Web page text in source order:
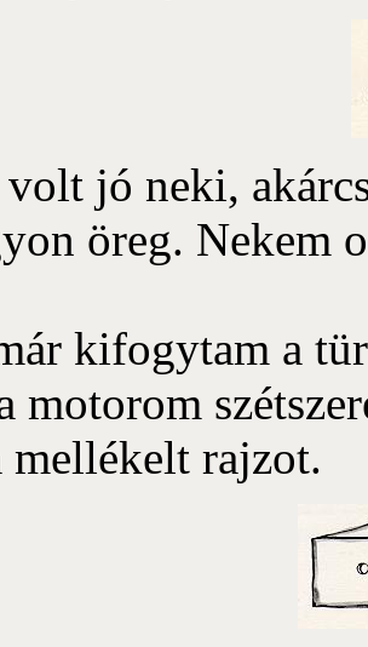
jó neki,
öreg. Nekem
kifogytam a
motorom
mellékelt rajzot.